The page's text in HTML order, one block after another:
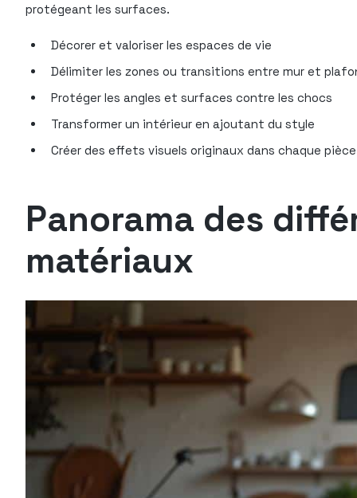
protégeant les surfaces.
Décorer et valoriser les espaces de vie
Délimiter les zones ou transitions entre mur et
Protéger les angles et surfaces contre les chocs
Transformer un intérieur en ajoutant du style
Créer des effets visuels originaux dans chaque pièce
Panorama des
matériaux